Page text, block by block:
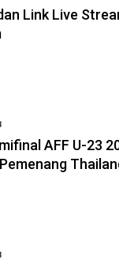
Link Live
AFF U-23